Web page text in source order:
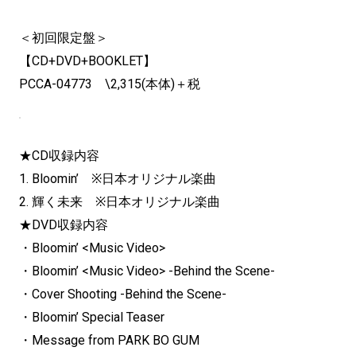
＜初回限定盤＞
【CD+DVD+BOOKLET】
PCCA-04773 \2,315(本体)＋税
★CD収録内容
1. Bloomin’ ※日本オリジナル楽曲
2. 輝く未来 ※日本オリジナル楽曲
★DVD収録内容
・Bloomin’ <Music Video>
・Bloomin’ <Music Video> -Behind the Scene-
・Cover Shooting -Behind the Scene-
・Bloomin’ Special Teaser
・Message from PARK BO GUM